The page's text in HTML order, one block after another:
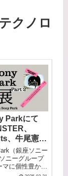
クノロ
Parkにて
、
、牛尾憲輔
Sony Park
2が4月20
開催！
（銀座ソニー
ニーグループ
マに個性豊かな
ストとともにつ